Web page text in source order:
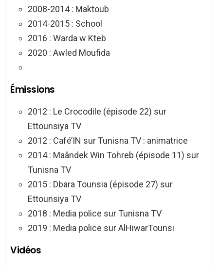
2008-2014 : Maktoub
2014-2015 : School
2016 : Warda w Kteb
2020 : Awled Moufida
Émissions
2012 : Le Crocodile (épisode 22) sur
Ettounsiya TV
2012 : Café’IN sur Tunisna TV : animatrice
2014 : Maândek Win Tohreb (épisode 11) sur
Tunisna TV
2015 : Dbara Tounsia (épisode 27) sur
Ettounsiya TV
2018 : Media police sur Tunisna TV
2019 : Media police sur AlHiwarTounsi
Vidéos